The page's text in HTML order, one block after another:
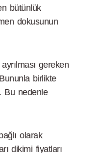
bütünlük
dokusunun
gereken
birlikte
Bu nedenle
olarak
dikimi fiyatları